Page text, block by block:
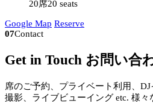
20席20 seats
Google Map Reserve
07Contact
Get in Touch お問い合
席のご予約、プライベート利用、
撮影、ライブビューイング etc. 様